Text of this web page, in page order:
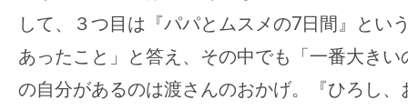
して、３つ目は『パパとムスメの7日間』とい
あったこと」と答え、その中でも「一番大き
の自分があるのは渡さんのおかげ。『ひろし